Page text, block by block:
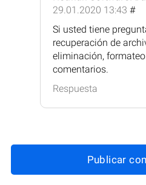
29.01.2020 13:43 #
Si usted tiene
recuperación de
eliminación,
comentarios.
Respuesta
Publicar